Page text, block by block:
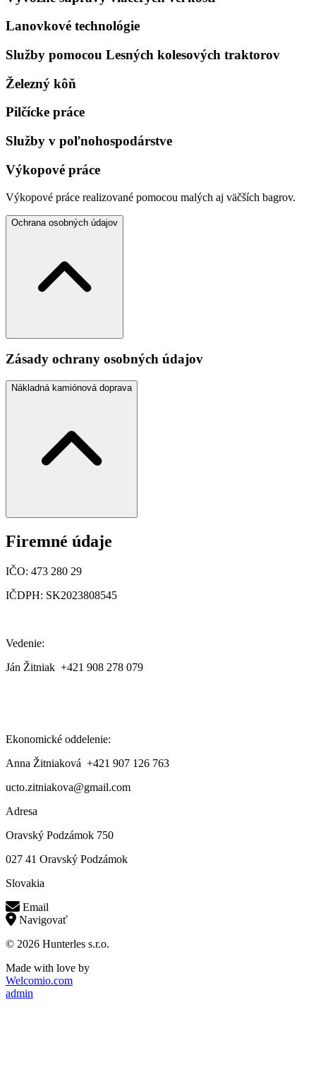
Lanovkové technológie
Služby pomocou Lesných kolesových traktorov
Železný kôň
Pilčícke práce
Služby v poľnohospodárstve
Výkopové práce
Výkopové práce realizované pomocou malých aj väčších bagrov.
Ochrana osobných údajov
Zásady ochrany osobných údajov
Nákladná kamiónová doprava
Firemné údaje
IČO: 473 280 29
IČDPH: SK2023808545
Vedenie:
Ján Žitniak +421 908 278 079
Ekonomické oddelenie:
Anna Žitniaková +421 907 126 763
ucto.zitniakova@gmail.com
Adresa
Oravský Podzámok 750
027 41 Oravský Podzámok
Slovakia
Email
Navigovať
© 2026 Hunterles s.r.o.
Made with love by
Welcomio.com
admin